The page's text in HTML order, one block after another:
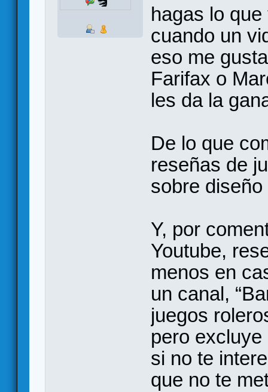
hagas lo
cuando un
eso me
Farifax o
les da la
De lo que
reseñas de
sobre
Y, por
Youtube,
menos en
un canal,
juegos
pero
si no te
que no te